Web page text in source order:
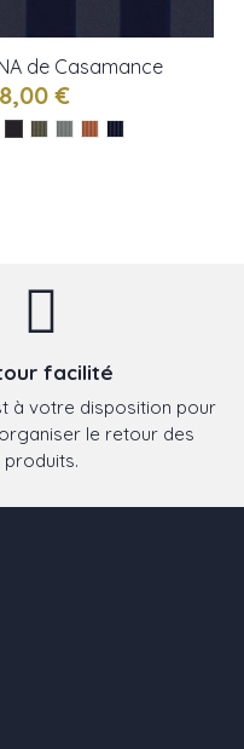
de Casamance
€
facilité
à votre disposition pour
le retour des
produits.